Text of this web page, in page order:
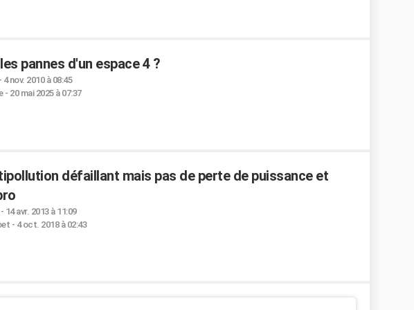
pannes d'un espace 4 ?
4 nov. 2010 à 08:45
- 20 mai 2025 à 07:37
défaillant mais pas de perte de puissance et
14 avr. 2013 à 11:09
- 4 oct. 2018 à 02:43